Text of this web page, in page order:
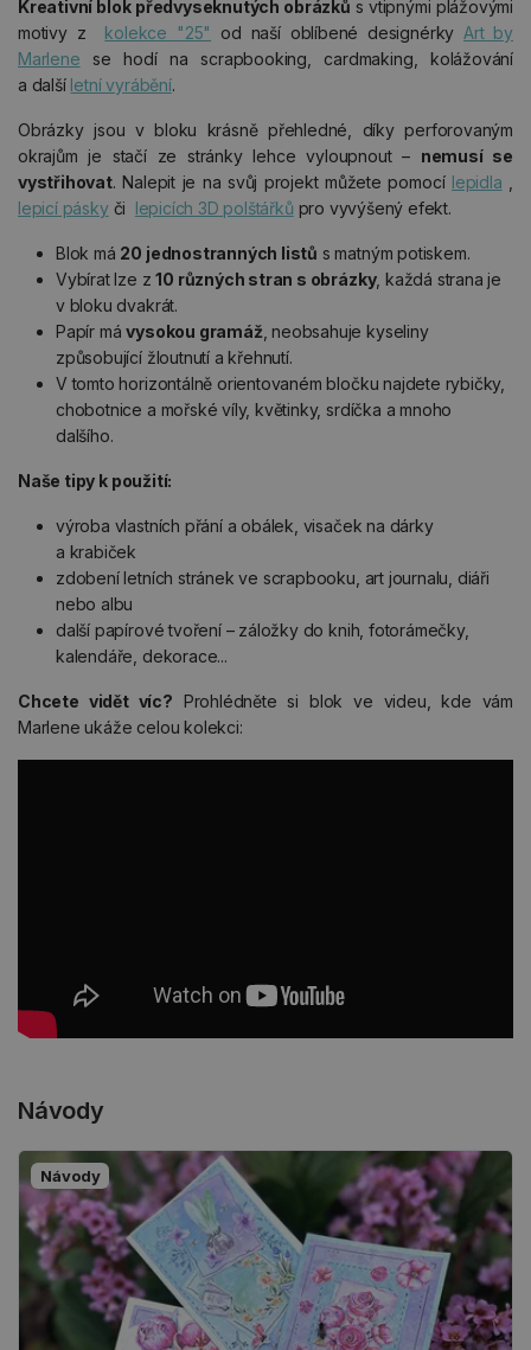
Kreativní blok předvyseknutých obrázků s vtipnými plážovými
motivy z kolekce "25" od naší oblíbené designérkyArt by
Marlene se hodí na scrapbooking, cardmaking, kolážování
a další letní vyrábění.
Obrázky jsou v bloku krásně přehledné, díky perforovaným
okrajům je stačí ze stránky lehce vyloupnout – nemusí se
vystřihovat. Nalepit je na svůj projekt můžete pomocí lepidla
lepicí páskyči lepicích 3D polštářků pro vyvýšený efekt.
Blok má 20 jednostranných listů s matným potiskem.
Vybírat lze z10 různých stran s obrázky, každá strana je
v bloku dvakrát.
Papír mávysokou gramáž , neobsahuje kyseliny
způsobující žloutnutí a křehnutí.
V tomto horizontálně orientovaném bločku najdete rybičky,
chobotnice a mořské víly, květinky, srdíčka a mnoho
dalšího.
Naše tipy k použití:
výroba vlastních přání a obálek, visaček na dárky
a krabiček
zdobení letních stránek ve scrapbooku, art journalu, diáři
nebo albu
další papírové tvoření – záložky do knih, fotorámečky,
kalendáře, dekorace...
Chcete vidět víc? Prohlédněte si blok ve videu, kde vám
Marlene ukáže celou kolekci:
Návody
Návody